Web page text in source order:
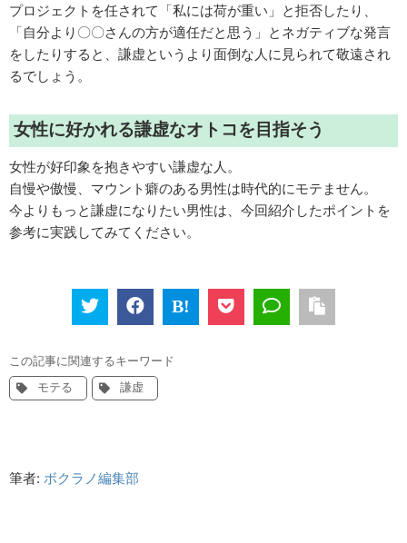
プロジェクトを任されて「私には荷が重い」と拒否したり、
「自分より〇〇さんの方が適任だと思う」とネガティブな発言
をしたりすると、謙虚というより面倒な人に見られて敬遠され
るでしょう。
女性に好かれる謙虚なオトコを目指そう
女性が好印象を抱きやすい謙虚な人。
自慢や傲慢、マウント癖のある男性は時代的にモテません。
今よりもっと謙虚になりたい男性は、今回紹介したポイントを
参考に実践してみてください。
この記事に関連するキーワード
モテる
謙虚
筆者: ボクラノ編集部